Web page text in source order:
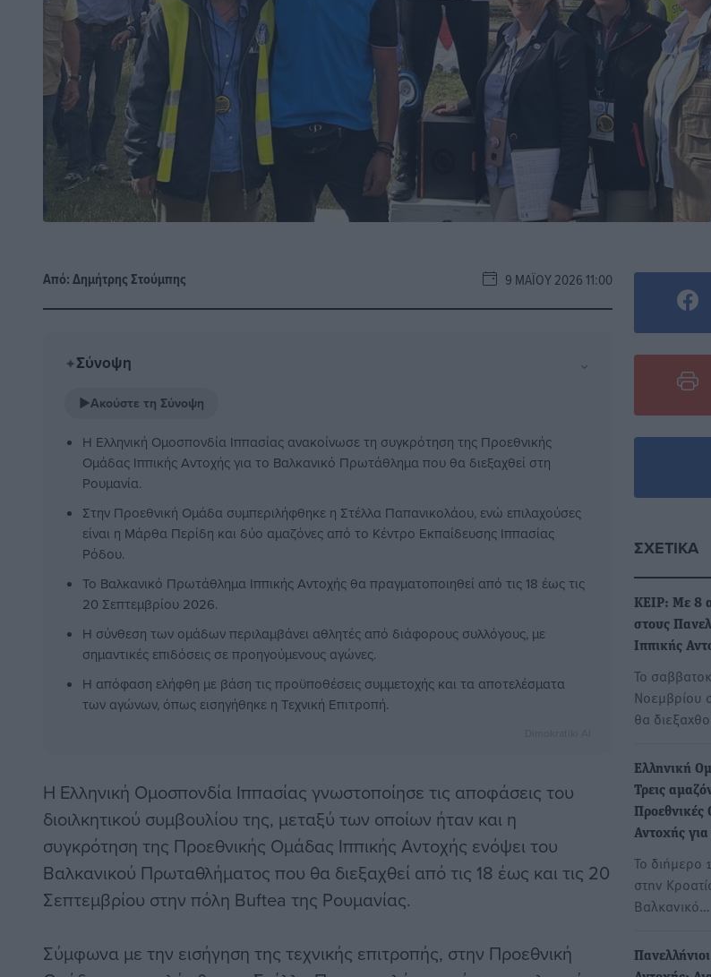
Από:Δημήτρης Στούμπης 9 ΜΑΪ́ΟΥ 2026 11:00
✦Σύνοψη ⌄
▶Ακούστε τη Σύνοψη
Η Ελληνική Ομοσπονδία Ιππασίας ανακοίνωσε τη συγκρότηση της Προεθνικής
Ομάδας Ιππικής Αντοχής για το Βαλκανικό Πρωτάθλημα που θα διεξαχθεί στη
Ρουμανία.
Στην Προεθνική Ομάδα συμπεριλήφθηκε η Στέλλα Παπανικολάου, ενώ επιλαχούσες
είναι η Μάρθα Περίδη και δύο αμαζόνες από το Κέντρο Εκπαίδευσης Ιππασίας
Ρόδου.
Το Βαλκανικό Πρωτάθλημα Ιππικής Αντοχής θα πραγματοποιηθεί από τις 18 έως τις
20 Σεπτεμβρίου 2026.
Η σύνθεση των ομάδων περιλαμβάνει αθλητές από διάφορους συλλόγους, με
σημαντικές επιδόσεις σε προηγούμενους αγώνες.
Η απόφαση ελήφθη με βάση τις προϋποθέσεις συμμετοχής και τα αποτελέσματα
των αγώνων, όπως εισηγήθηκε η Τεχνική Επιτροπή.
Η Ελληνική Ομοσπονδία Ιππασίας γνωστοποίησε τις αποφάσεις του
διοιλκητικού συμβουλίου της, μεταξύ των οποίων ήταν και η
συγκρότηση της Προεθνικής Ομάδας Ιππικής Αντοχής ενόψει του
Βαλκανικού Πρωταθλήματος που θα διεξαχθεί από τις 18 έως και τις 20
Σεπτεμβρίου στην πόλη Buftea της Ρουμανίας.
Σύμφωνα με την εισήγηση της τεχνικής επιτροπής, στην Προεθνική
ΣΧΕΤΙΚΆ
ΚΕΙΡ: Με 8
στους
Ιππικής
Το
Νοεμβρίου
θα
Ελληνική
Τρεις
Προεθνικές
Αντοχής
Το διήμερο
στην
Βαλκανικό…